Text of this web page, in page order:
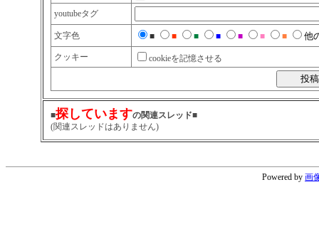
youtubeタグ
文字色 ■ ■ ■ ■ ■ ■ ■ 他
クッキー cookieを記憶させる
■探していますの関連スレッド■
(関連スレッドはありません)
Powered by 画